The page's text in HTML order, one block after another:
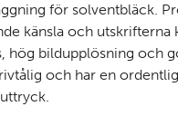
för solventbläck.
känsla och utskrifterna
hög bildupplösning och
och har en